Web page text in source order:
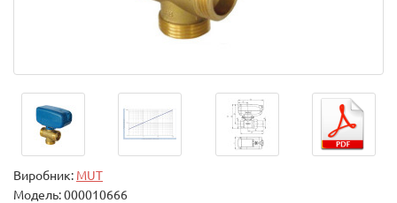
Виробник: MUT
Модель:000010666